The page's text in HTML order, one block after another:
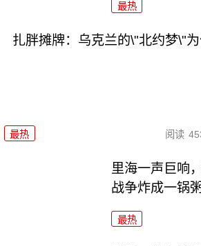
最热
扎胖摊牌：乌克兰的\"北约梦\"为
最热 阅读
里海一声巨响
战争炸成一锅粥
最热